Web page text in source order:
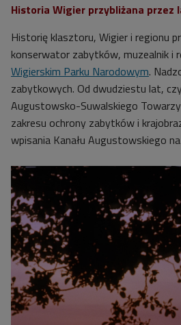
Historia Wigier przybliżana przez
Historię klasztoru, Wigier i regionu
konserwator zabytków, muzealnik i
Wigierskim Parku Narodowym.
zabytkowych. Od dwudziestu lat,
Augustowsko-Suwalskiego
zakresu ochrony zabytków i
wpisania Kanału Augustowskiego